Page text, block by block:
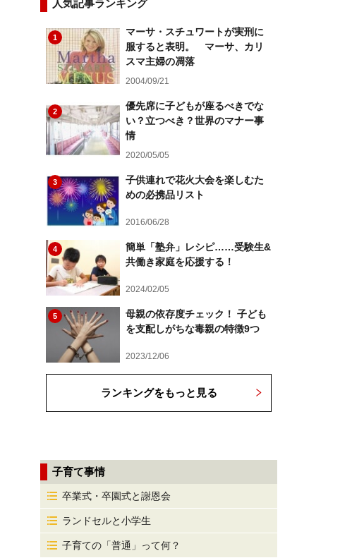
人気記事ランキング
1
マーサ・スチュワートが実刑に
服すると表明。 マーサ、カリ
スマ主婦の凋落
2004/09/21
2
優先席に子どもが座るべきでな
い？立つべき？世界のマナー事
情
2020/05/05
3
子供連れで花火大会を楽しむた
めの必携品リスト
2016/06/28
4
簡単「塾弁」レシピ……受験生&
共働き家庭を応援する！
2024/02/05
5
母親の依存度チェック！ 子ども
を支配しがちな毒親の特徴9つ
2023/12/06
ランキングをもっと見る
子育て事情
卒業式・卒園式と謝恩会
ランドセルと小学生
子育ての「普通」って何？